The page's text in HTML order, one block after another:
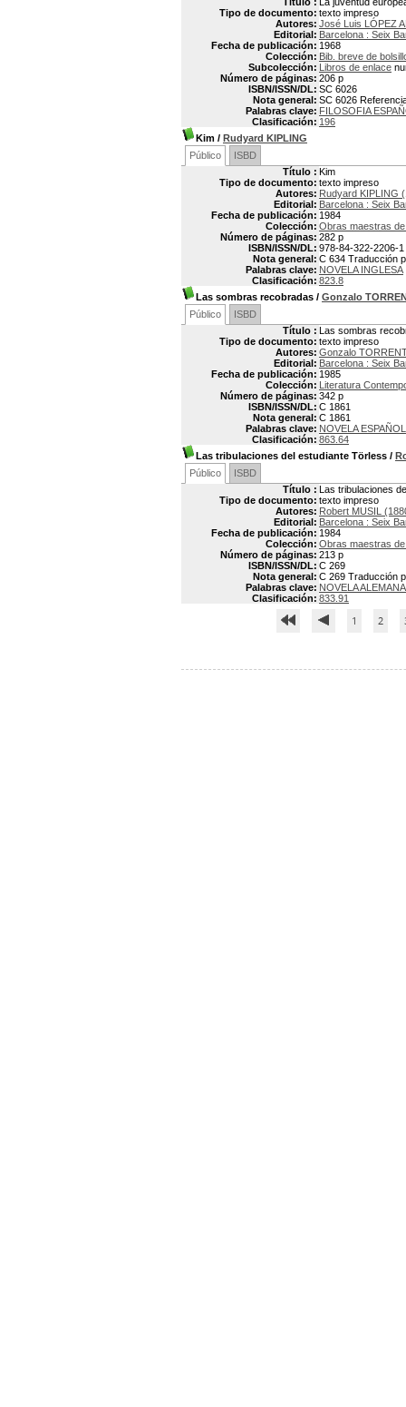
Tipo de documento: texto impreso
Autores: José Luis LÓPEZ
Editorial: Barcelona : Seix
Fecha de publicación: 1968
Colección: Bib. breve de
Subcolección: Libros de enlace
Número de páginas: 206 p
ISBN/ISSN/DL: SC 6026
Nota general: SC 6026
Palabras clave: FILOSOFIA
Clasificación: 196
Kim / Rudyard KIPLING
Público
ISBD
Título : Kim
Tipo de documento: texto impreso
Autores: Rudyard KIPLING
Editorial: Barcelona : Seix
Fecha de publicación: 1984
Colección: Obras maestras
Número de páginas: 282 p
ISBN/ISSN/DL: 978-84-322-2206-1
Nota general: C 634 Traducción
Palabras clave: NOVELA INGLESA
Clasificación: 823.8
Las sombras recobradas / Gonzalo
Público
ISBD
Título : Las sombras
Tipo de documento: texto impreso
Autores: Gonzalo
Editorial: Barcelona : Seix
Fecha de publicación: 1985
Colección: Literatura
Número de páginas: 342 p
ISBN/ISSN/DL: C 1861
Nota general: C 1861
Palabras clave: NOVELA
Clasificación: 863.64
Las tribulaciones del estudiante Törless /
Público
ISBD
Título : Las tribulaciones
Tipo de documento: texto impreso
Autores: Robert MUSIL
Editorial: Barcelona : Seix
Fecha de publicación: 1984
Colección: Obras maestras
Número de páginas: 213 p
ISBN/ISSN/DL: C 269
Nota general: C 269 Traducción
Palabras clave: NOVELA ALEMANA
Clasificación: 833.91
1 2